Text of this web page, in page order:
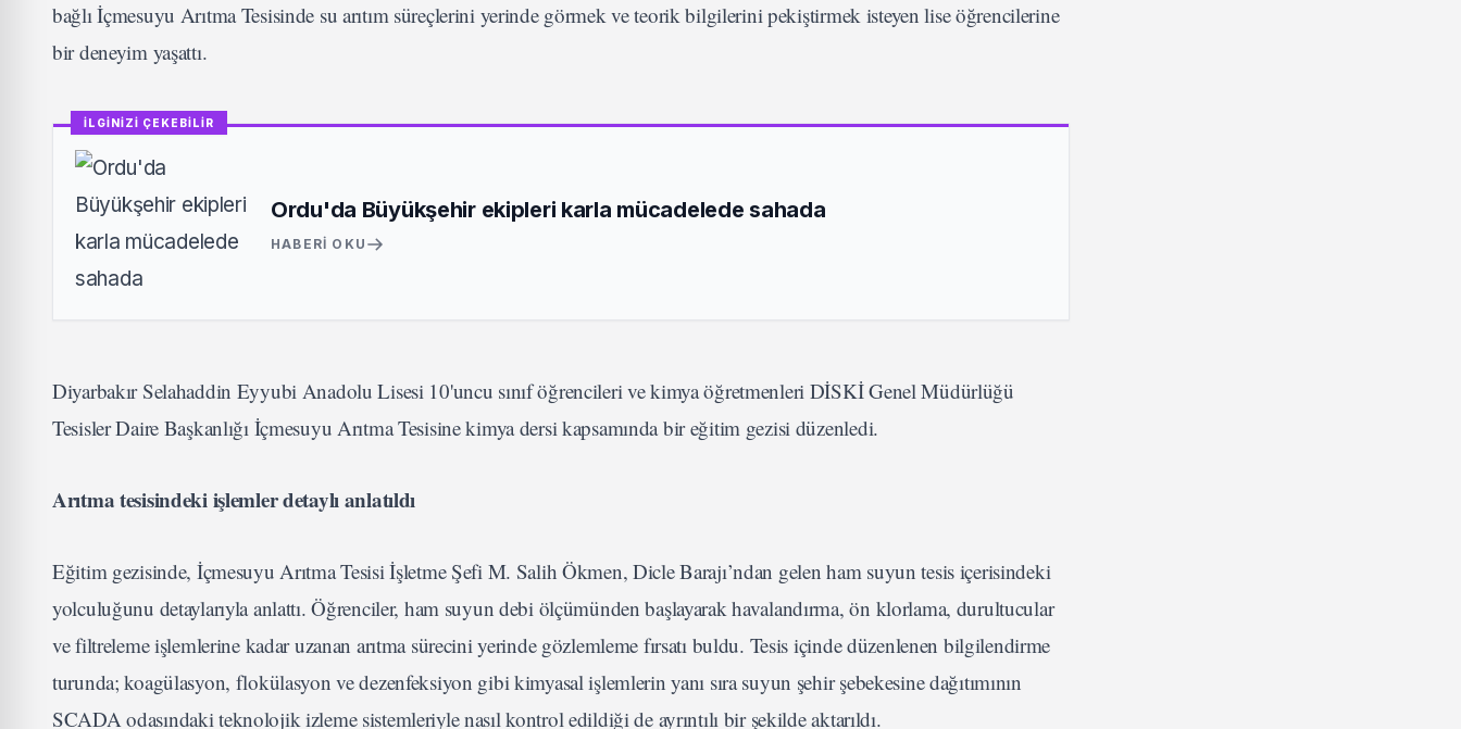
bağlı İçmesuyu Arıtma Tesisinde su arıtım süreçlerini yerinde görmek ve teorik bilgilerini pekiştirmek isteyen lise öğrencilerine
bir deneyim yaşattı.
İLGİNİZİ ÇEKEBİLİR
Ordu'da Büyükşehir ekipleri karla mücadelede sahada
HABERI OKU
Diyarbakır Selahaddin Eyyubi Anadolu Lisesi 10'uncu sınıf öğrencileri ve kimya öğretmenleri DİSKİ Genel Müdürlüğü
Tesisler Daire Başkanlığı İçmesuyu Arıtma Tesisine kimya dersi kapsamında bir eğitim gezisi düzenledi.
Arıtma tesisindeki işlemler detaylı anlatıldı
Eğitim gezisinde, İçmesuyu Arıtma Tesisi İşletme Şefi M. Salih Ökmen, Dicle Barajı’ndan gelen ham suyun tesis içerisindeki
yolculuğunu detaylarıyla anlattı. Öğrenciler, ham suyun debi ölçümünden başlayarak havalandırma, ön klorlama, durultucular
ve filtreleme işlemlerine kadar uzanan arıtma sürecini yerinde gözlemleme fırsatı buldu. Tesis içinde düzenlenen bilgilendirme
turunda; koagülasyon, flokülasyon ve dezenfeksiyon gibi kimyasal işlemlerin yanı sıra suyun şehir şebekesine dağıtımının
SCADA odasındaki teknolojik izleme sistemleriyle nasıl kontrol edildiği de ayrıntılı bir şekilde aktarıldı.